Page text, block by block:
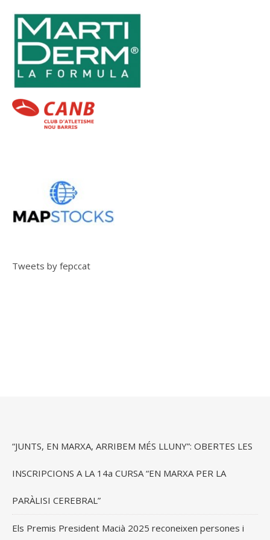
Tweets by fepccat
“JUNTS, EN MARXA, ARRIBEM MÉS LLUNY”: OBERTES LES
INSCRIPCIONS A LA 14a CURSA “EN MARXA PER LA
PARÀLISI CEREBRAL”
Els Premis President Macià 2025 reconeixen persones i